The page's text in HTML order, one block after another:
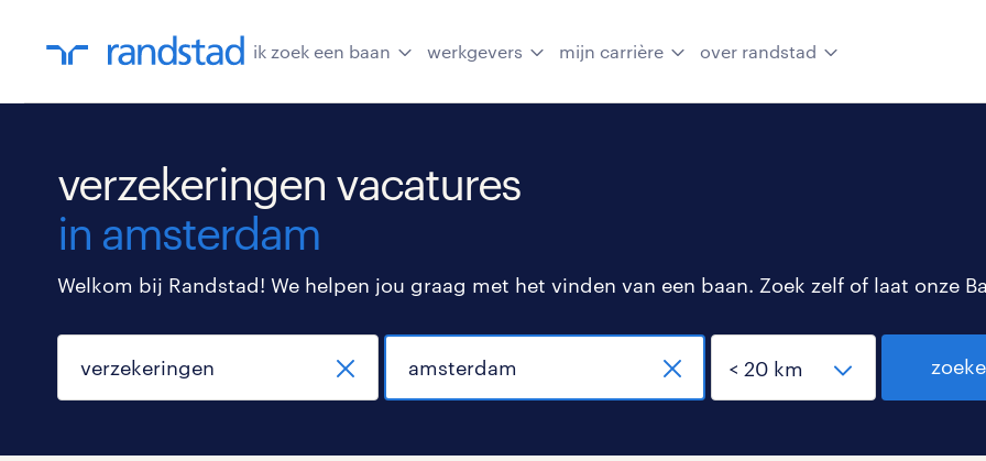
ik zoek een baan werkgevers mijn carrière over randstad
verzekeringen vacatures
in amsterdam
Welkom bij Randstad! We helpen jou graag met het vinden van een baan. Zoek zelf of laat onze